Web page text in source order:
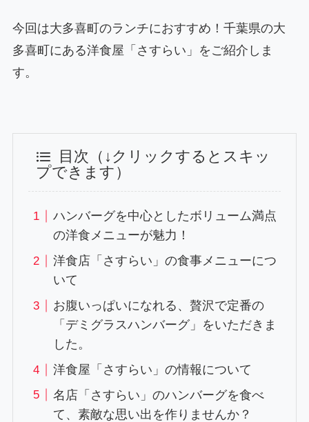
今回は大多喜町のランチにおすすめ！千葉県の大
多喜町にある洋食屋「さすらい」をご紹介しま
す。
目次（↓クリックするとスキッ
プできます）
ハンバーグを中心としたボリューム満点
の洋食メニューが魅力！
洋食店「さすらい」の食事メニューにつ
いて
お腹いっぱいになれる、贅沢で定番の
「デミグラスハンバーグ」をいただきま
した。
洋食屋「さすらい」の情報について
名店「さすらい」のハンバーグを食べ
て、素敵な思い出を作りませんか？